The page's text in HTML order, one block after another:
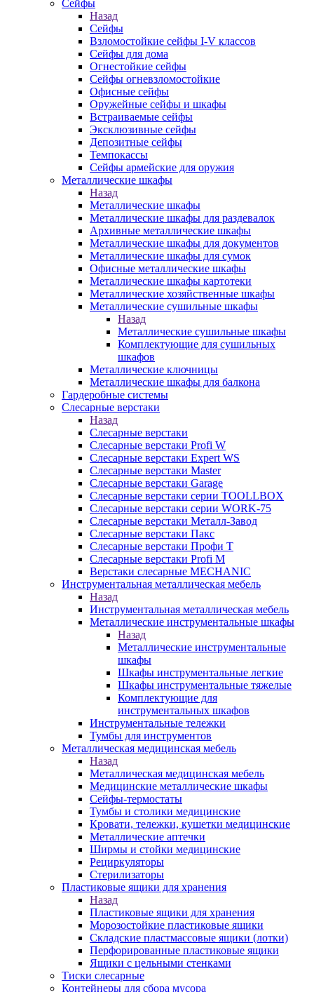
Сейфы
Назад
Сейфы
Взломостойкие сейфы I-V классов
Сейфы для дома
Огнестойкие сейфы
Сейфы огневзломостойкие
Офисные сейфы
Оружейные сейфы и шкафы
Встраиваемые сейфы
Эксклюзивные сейфы
Депозитные сейфы
Темпокассы
Сейфы армейские для оружия
Металлические шкафы
Назад
Металлические шкафы
Металлические шкафы для раздевалок
Архивные металлические шкафы
Металлические шкафы для документов
Металлические шкафы для сумок
Офисные металлические шкафы
Металлические шкафы картотеки
Металлические хозяйственные шкафы
Металлические сушильные шкафы
Назад
Металлические сушильные шкафы
Комплектующие для сушильных
шкафов
Металлические ключницы
Металлические шкафы для балкона
Гардеробные системы
Слесарные верстаки
Назад
Слесарные верстаки
Слесарные верстаки Profi W
Слесарные верстаки Expert WS
Слесарные верстаки Master
Слесарные верстаки Garage
Слесарные верстаки серии TOOLLBOX
Слесарные верстаки серии WORK-75
Слесарные верстаки Металл-Завод
Слесарные верстаки Пакс
Слесарные верстаки Профи Т
Слесарные верстаки Profi M
Верстаки слесарные MECHANIC
Инструментальная металлическая мебель
Назад
Инструментальная металлическая мебель
Металлические инструментальные шкафы
Назад
Металлические инструментальные
шкафы
Шкафы инструментальные легкие
Шкафы инструментальные тяжелые
Комплектующие для
инструментальных шкафов
Инструментальные тележки
Тумбы для инструментов
Металлическая медицинская мебель
Назад
Металлическая медицинская мебель
Медицинские металлические шкафы
Сейфы-термостаты
Тумбы и столики медицинские
Кровати, тележки, кушетки медицинские
Металлические аптечки
Ширмы и стойки медицинские
Рециркуляторы
Стерилизаторы
Пластиковые ящики для хранения
Назад
Пластиковые ящики для хранения
Морозостойкие пластиковые ящики
Складские пластмассовые ящики (лотки)
Перфорированные пластиковые ящики
Ящики с цельными стенками
Тиски слесарные
Контейнеры для сбора мусора